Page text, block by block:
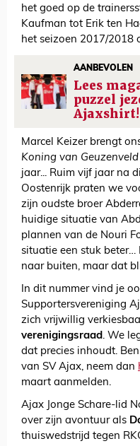
het goed op de
Kaufman tot Erik ten
het seizoen 2017/2018
AANBEVOLEN
Lees
puzzel
Ajaxshirt!
Marcel Keizer brengt
Koning van Geuzenveld
jaar... Ruim vijf jaar na
Oostenrijk praten we
zijn oudste broer
huidige situatie van
plannen van de Nouri
situatie een stuk beter…
naar buiten, maar dat
In dit nummer vind je
Supportersvereniging
zich vrijwillig
verenigingsraad. We
dat precies inhoudt.
van SV Ajax, neem dan
maart aanmelden.
Ajax Jonge Schare-lid
over zijn avontuur als
thuiswedstrijd tegen